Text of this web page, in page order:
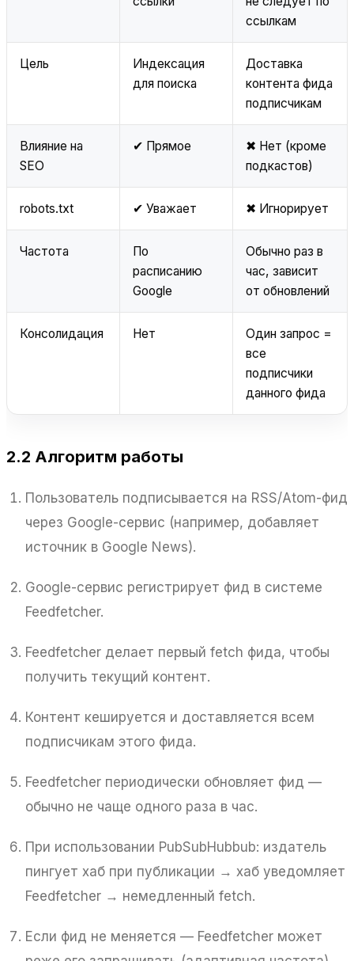
ссылкам
Цель
Индексация
для поиска
Доставка
контента фида
подписчикам
Влияние на
SEO
✔ Прямое
✖ Нет (кроме
подкастов)
robots.txt ✔ Уважает ✖ Игнорирует
Частота
По
расписанию
Google
Обычно раз в
час, зависит
от обновлений
Консолидация Нет
Один запрос =
все
подписчики
данного фида
2.2 Алгоритм работы
Пользователь подписывается на RSS/Atom-фид
через Google-сервис (например, добавляет
источник в Google News).
Google-сервис регистрирует фид в системе
Feedfetcher.
Feedfetcher делает первый fetch фида, чтобы
получить текущий контент.
Контент кешируется и доставляется всем
подписчикам этого фида.
Feedfetcher периодически обновляет фид —
обычно не чаще одного раза в час.
При использовании PubSubHubbub: издатель
пингует хаб при публикации → хаб уведомляет
Feedfetcher → немедленный fetch.
Если фид не меняется — Feedfetcher может